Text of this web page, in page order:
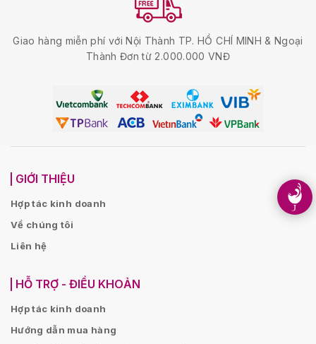
Giao hàng miễn phí với Nội Thành TP. HỒ CHÍ MINH & Ngoại
Thành Đơn từ 2.000.000 VNĐ
GIỚI THIỆU
Hợp tác kinh doanh
Về chúng tôi
Liên hệ
HỖ TRỢ - ĐIỀU KHOẢN
Hợp tác kinh doanh
Hướng dẫn mua hàng